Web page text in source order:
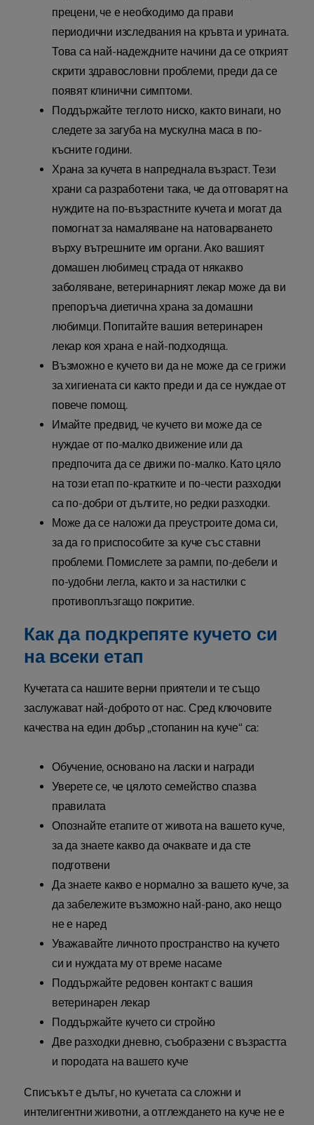
прецени, че е необходимо да прави
периодични изследвания на кръвта и урината.
Това са най-надеждните начини да се открият
скрити здравословни проблеми, преди да се
появят клинични симптоми.
Поддържайте теглото ниско, както винаги, но
следете за загуба на мускулна маса в по-
късните години.
Храна за кучета в напреднала възраст. Тези
храни са разработени така, че да отговарят на
нуждите на по-възрастните кучета и могат да
помогнат за намаляване на натоварването
върху вътрешните им органи. Ако вашият
домашен любимец страда от някакво
заболяване, ветеринарният лекар може да ви
препоръча диетична храна за домашни
любимци. Попитайте вашия ветеринарен
лекар коя храна е най-подходяща.
Възможно е кучето ви да не може да се грижи
за хигиената си както преди и да се нуждае от
повече помощ.
Имайте предвид, че кучето ви може да се
нуждае от по-малко движение или да
предпочита да се движи по-малко. Като цяло
на този етап по-кратките и по-чести разходки
са по-добри от дългите, но редки разходки.
Може да се наложи да преустроите дома си,
за да го приспособите за куче със ставни
проблеми. Помислете за рампи, по-дебели и
по-удобни легла, както и за настилки с
противоплъзгащо покритие.
Как да подкрепяте кучето си
на всеки етап
Кучетата са нашите верни приятели и те също
заслужават най-доброто от нас. Сред ключовите
качества на един добър „стопанин на куче“ са:
Обучение, основано на ласки и награди
Уверете се, че цялото семейство спазва
правилата
Опознайте етапите от живота на вашето куче,
за да знаете какво да очаквате и да сте
подготвени
Да знаете какво е нормално за вашето куче, за
да забележите възможно най-рано, ако нещо
не е наред
Уважавайте личното пространство на кучето
си и нуждата му от време насаме
Поддържайте редовен контакт с вашия
ветеринарен лекар
Поддържайте кучето си стройно
Две разходки дневно, съобразени с възрастта
и породата на вашето куче
Списъкът е дълъг, но кучетата са сложни и
интелигентни животни, а отглеждането на куче не е